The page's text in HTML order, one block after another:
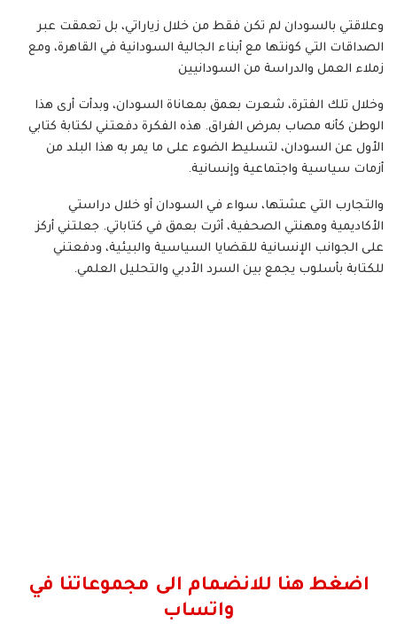
وعلاقتي بالسودان لم تكن فقط من خلال زياراتي، بل تعمقت عبر
الصداقات التي كونتها مع أبناء الجالية السودانية في القاهرة، ومع
زملاء العمل والدراسة من السودانيين
وخلال تلك الفترة، شعرت بعمق بمعاناة السودان، وبدأت أرى هذا
الوطن كأنه مصاب بمرض الفراق. هذه الفكرة دفعتني لكتابة كتابي
الأول عن السودان، لتسليط الضوء على ما يمر به هذا البلد من
أزمات سياسية واجتماعية وإنسانية.
والتجارب التي عشتها، سواء في السودان أو خلال دراستي
الأكاديمية ومهنتي الصحفية، أثرت بعمق في كتاباتي. جعلتني أركز
على الجوانب الإنسانية للقضايا السياسية والبيئية، ودفعتني
للكتابة بأسلوب يجمع بين السرد الأدبي والتحليل العلمي.
اضغط هنا للانضمام الى مجموعاتنا في
واتساب